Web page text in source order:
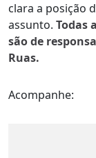
clara a posição
assunto. Todas
são de
Ruas.
Acompanhe: